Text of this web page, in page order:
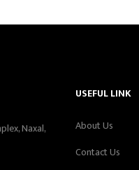
Naxal,
USEFUL LINK
About Us
Contact Us